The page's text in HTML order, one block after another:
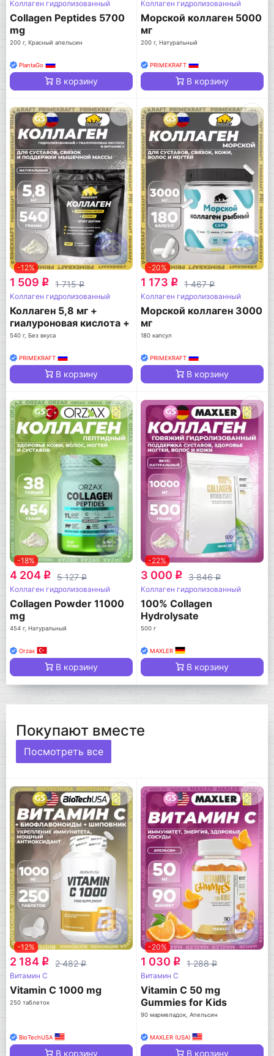
Коллаген гидролизованный
Collagen Peptides 5700
mg
200 г, Красный апельсин
PlantaGo
В корзину
Коллаген гидролизованный
Морской коллаген 5000
мг
200 г, Натуральный
PRIMEKRAFT
В корзину
-12%
1 509 q 1 715q
Коллаген гидролизованный
Коллаген 5,8 мг +
гиалуроновая кислота +
витамин С
540 г, Без вкуса
PRIMEKRAFT
В корзину
-20%
1 173 q 1 467q
Коллаген гидролизованный
Морской коллаген 3000
мг
180 капсул
PRIMEKRAFT
В корзину
-18%
4 204 q 5 127q
Коллаген гидролизованный
Collagen Powder 11000
mg
454 г, Натуральный
Orzax
В корзину
-22%
3 000 q 3 846q
Коллаген гидролизованный
100% Collagen
Hydrolysate
500 г
MAXLER
В корзину
Покупают вместе
Посмотреть все
-12%
2 184 q 2 482q
Витамин C
Vitamin C 1000 mg
250 таблеток
BioTechUSA
В корзину
-20%
1 030 q 1 288q
Витамин C
Vitamin C 50 mg
Gummies for Kids
90 мармеладок, Апельсин
MAXLER (USA)
В корзину